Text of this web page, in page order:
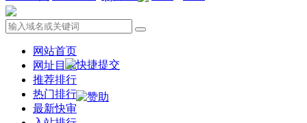
网站首页
网址目录
推荐排行
热门排行
最新快审